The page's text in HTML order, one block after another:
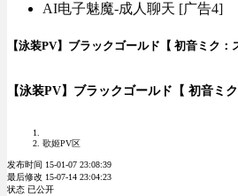
AI电子魅魔-成人聊天 [广告4]
【泳装PV】ブラックゴールド【 初音ミク：
【泳装PV】ブラックゴールド【 初音ミ
歌姬PV区
发布时间 15-01-07 23:08:39
最后修改 15-07-14 23:04:23
状态 已公开